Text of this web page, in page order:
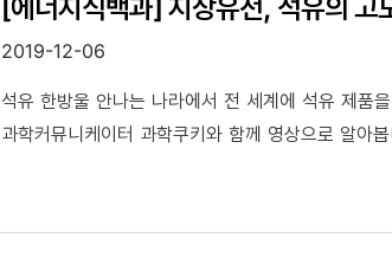
[에너지식백과] 지상유전, 석유의 고
2019-12-06
석유 한방울 안나는 나라에서 전 세계에 석유 제품
과학커뮤니케이터 과학쿠키와 함께 영상으로 알아